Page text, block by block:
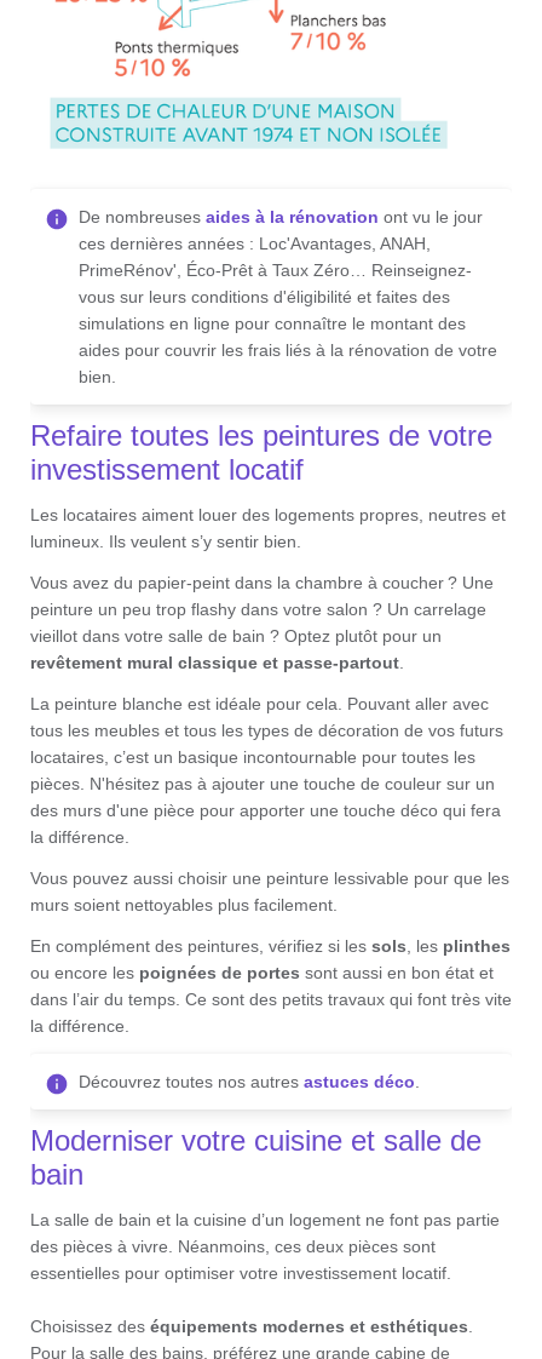
De nombreuses aides à la rénovation ont vu le jour
ces dernières années : Loc'Avantages, ANAH,
PrimeRénov', Éco-Prêt à Taux Zéro… Reinseignez-
vous sur leurs conditions d'éligibilité et faites des
simulations en ligne pour connaître le montant des
aides pour couvrir les frais liés à la rénovation de votre
bien.
Refaire toutes les peintures de votre
investissement locatif
Les locataires aiment louer des logements propres, neutres et
lumineux. Ils veulent s’y sentir bien.
Vous avez du papier-peint dans la chambre à coucher ? Une
peinture un peu trop flashy dans votre salon ? Un carrelage
vieillot dans votre salle de bain ? Optez plutôt pour un
revêtement mural classique et passe-partout
La peinture blanche est idéale pour cela. Pouvant aller avec
tous les meubles et tous les types de décoration de vos futurs
locataires, c’est un basique incontournable pour toutes les
pièces. N'hésitez pas à ajouter une touche de couleur sur un
des murs d'une pièce pour apporter une touche déco qui fera
la différence.
Vous pouvez aussi choisir une peinture lessivable pour que les
murs soient nettoyables plus facilement.
En complément des peintures, vérifiez si les sols , les plinthes
ou encore les poignées de portes sont aussi en bon état et
dans l’air du temps. Ce sont des petits travaux qui font très vite
la différence.
Découvrez toutes nos autres astuces déco
Moderniser votre cuisine et salle de
bain
La salle de bain et la cuisine d’un logement ne font pas partie
des pièces à vivre. Néanmoins, ces deux pièces sont
essentielles pour optimiser votre investissement locatif.
Choisissez des équipements modernes et esthétiques
Pour la salle des bains, préférez une grande cabine de